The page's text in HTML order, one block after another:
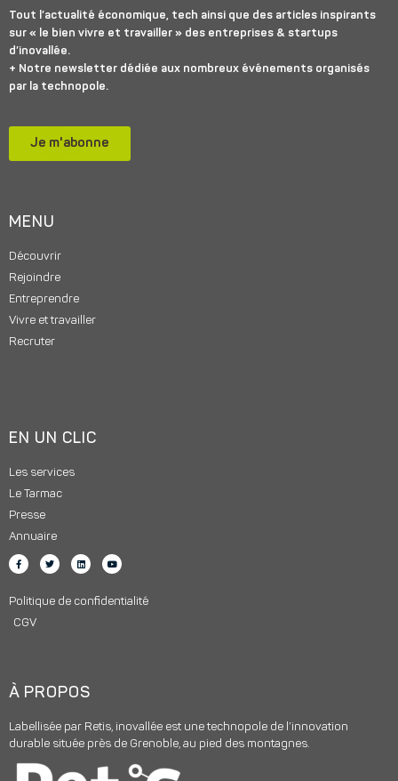
Tout l’actualité économique, tech ainsi que des articles inspirants
sur « le bien vivre et travailler » des entreprises & startups
d’inovallée.
+ Notre newsletter dédiée aux nombreux événements organisés
par la technopole.
Je m'abonne
MENU
Découvrir
Rejoindre
Entreprendre
Vivre et travailler
Recruter
EN UN CLIC
Les services
Le Tarmac
Presse
Annuaire
Politique de confidentialité
CGV
À PROPOS
Labellisée par Retis, inovallée est une technopole de l’innovation
durable située près de Grenoble, au pied des montagnes.